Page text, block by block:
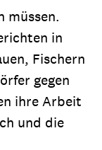
müssen.
in
Fischern
gegen
ihre Arbeit
und die